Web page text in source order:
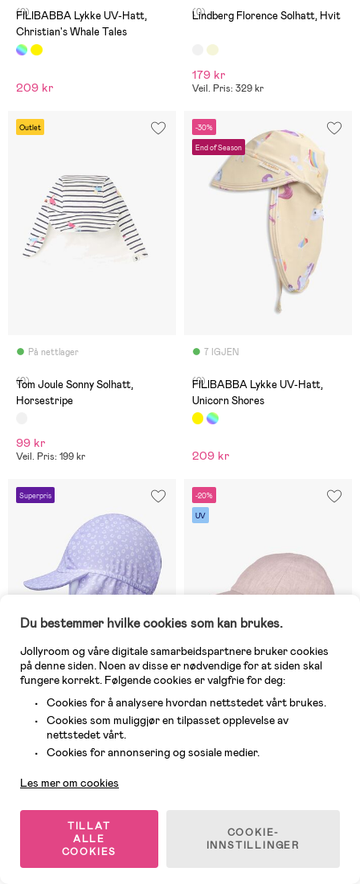
(0)
FILIBABBA Lykke UV-Hatt,
Christian's Whale Tales
209 kr
(0)
Lindberg Florence Solhatt, Hvit
179 kr
Veil. Pris: 329 kr
Outlet
På nettlager
(0)
Tom Joule Sonny Solhatt,
Horsestripe
99 kr
Veil. Pris: 199 kr
-30%
End of Season
7 IGJEN
(0)
FILIBABBA Lykke UV-Hatt,
Unicorn Shores
209 kr
Superpris
2 IGJEN
Swim Essentials Solhatt Blue
-20%
UV
5 IGJEN
(0)
Lindberg Tuscany Solcaps,
Veil. Pris: 299 kr
Du bestemmer hvilke cookies som kan brukes.
Jollyroom og våre digitale samarbeidspartnere bruker cookies
på denne siden. Noen av disse er nødvendige for at siden skal
fungere korrekt. Følgende cookies er valgfrie for deg:
Cookies for å analysere hvordan nettstedet vårt brukes.
Cookies som muliggjør en tilpasset opplevelse av
nettstedet vårt.
Cookies for annonsering og sosiale medier.
Les mer om cookies
TILLAT
ALLE
COOKIES
COOKIE-
INNSTILLINGER